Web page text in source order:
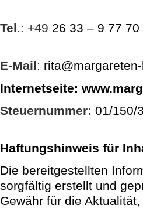
Tel .: +49 26 33 – 9 77 70
E-Mail:
Internetseite:
Steuernummer: 01/150/
Haftungshinweis für
Die bereitgestellten
sorgfältig erstellt und
Gewähr für die